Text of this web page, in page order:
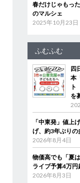
春だけじゃもっ
のマルシェ
2025年10月23日
ふむふむ
四
本
ト
を
「中東発」値
げ、約3年ぶりの
2026年8月4日
物価高でも「夏
ライブ予算4万
2026年8月3日